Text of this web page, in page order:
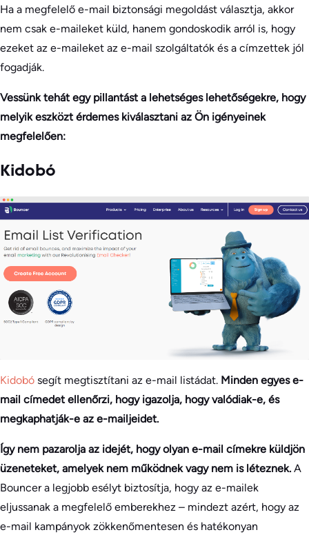
Ha a megfelelő e-mail biztonsági megoldást választja, akkor
nem csak e-maileket küld, hanem gondoskodik arról is, hogy
ezeket az e-maileket az e-mail szolgáltatók és a címzettek jól
fogadják.
Vessünk tehát egy pillantást a lehetséges lehetőségekre, hogy
melyik eszközt érdemes kiválasztani az Ön igényeinek
megfelelően:
Kidobó
Kidobó segít megtisztítani az e-mail listádat. Minden egyes e-
mail címedet ellenőrzi, hogy igazolja, hogy valódiak-e, és
megkaphatják-e az e-mailjeidet.
Így nem pazarolja az idejét, hogy olyan e-mail címekre küldjön
üzeneteket, amelyek nem működnek vagy nem is léteznek. A
Bouncer a legjobb esélyt biztosítja, hogy az e-mailek
eljussanak a megfelelő emberekhez – mindezt azért, hogy az
e-mail kampányok zökkenőmentesen és hatékonyan